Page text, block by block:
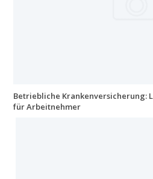
Betriebliche Krankenversicherung:
für Arbeitnehmer